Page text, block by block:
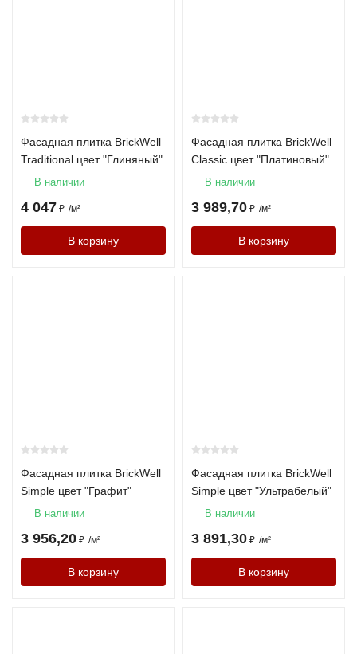
Фасадная плитка BrickWell
Traditional цвет "Глиняный"
В наличии
4 047 ₽ /м²
В корзину
Фасадная плитка BrickWell
Classic цвет "Платиновый"
В наличии
3 989,70 ₽ /м²
В корзину
Фасадная плитка BrickWell
Simple цвет "Графит"
В наличии
3 956,20 ₽ /м²
В корзину
Фасадная плитка BrickWell
Simple цвет "Ультрабелый"
В наличии
3 891,30 ₽ /м²
В корзину